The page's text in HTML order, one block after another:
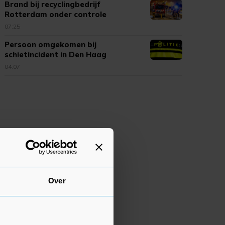
Over
Brand bij recyclingbedrijf
Rotterdam onder controle
07:25
Persoon omgekomen bij
schietincident in Den Haag
04:07